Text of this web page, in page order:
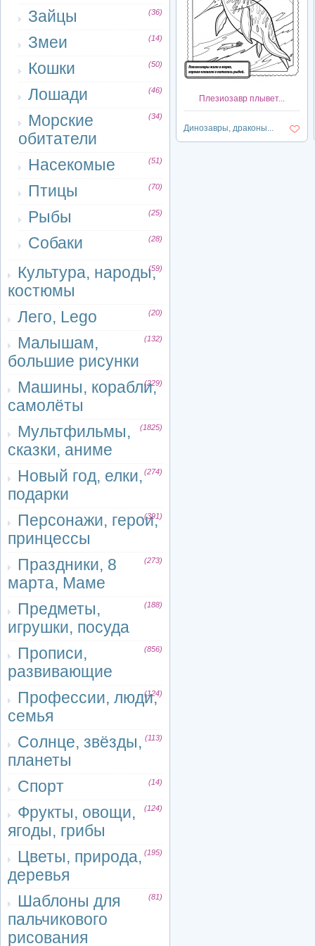
Зайцы (36)
Змеи (14)
Кошки (50)
Лошади (46)
Морские
обитатели
(34)
Насекомые (51)
Птицы (70)
Рыбы (25)
Собаки (28)
Культура, народы,
костюмы
(59)
Лего, Lego (20)
Малышам,
большие рисунки
(132)
Машины, корабли,
самолёты
(229)
Мультфильмы,
сказки, аниме
(1825)
Новый год, елки,
подарки
(274)
Персонажи, герои,
принцессы
(391)
Праздники, 8
марта, Маме
(273)
Предметы,
игрушки, посуда
(188)
Прописи,
развивающие
(856)
Профессии, люди,
семья
(124)
Солнце, звёзды,
планеты
(113)
Спорт (14)
Фрукты, овощи,
ягоды, грибы
(124)
Цветы, природа,
деревья
(195)
Шаблоны для
пальчикового
рисования
(81)
Плезиозавр плывет...
Динозавры, драконы...